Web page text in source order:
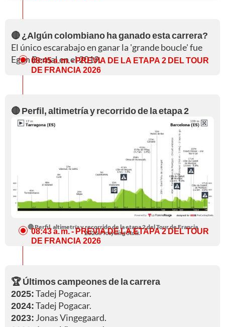
🔴 ¿Algún colombiano ha ganado esta carrera?
El único escarabajo en ganar la 'grande boucle' fue
Egan Bernal en el 2019.
08:45 a. m.- PREVIA DE LA ETAPA 2 DEL TOUR
DE FRANCIA 2026
🔴 Perfil, altimetría y recorrido de la etapa 2
🔴 Perfil, altimetría y recorrido de la etapa 2 del Tour de Francia
2026.Procycling Stats.
08:43 a. m.- PREVIA DE LA ETAPA 2 DEL TOUR
DE FRANCIA 2026
🏆 Últimos campeones de la carrera
2025:Tadej Pogacar.
2024:Tadej Pogacar.
2023: Jonas Vingegaard.